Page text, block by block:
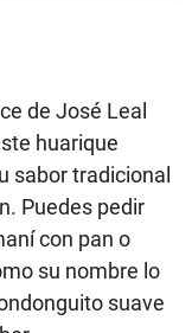
de José Leal
huarique
sabor tradicional
Puedes pedir
con pan o
su nombre lo
suave